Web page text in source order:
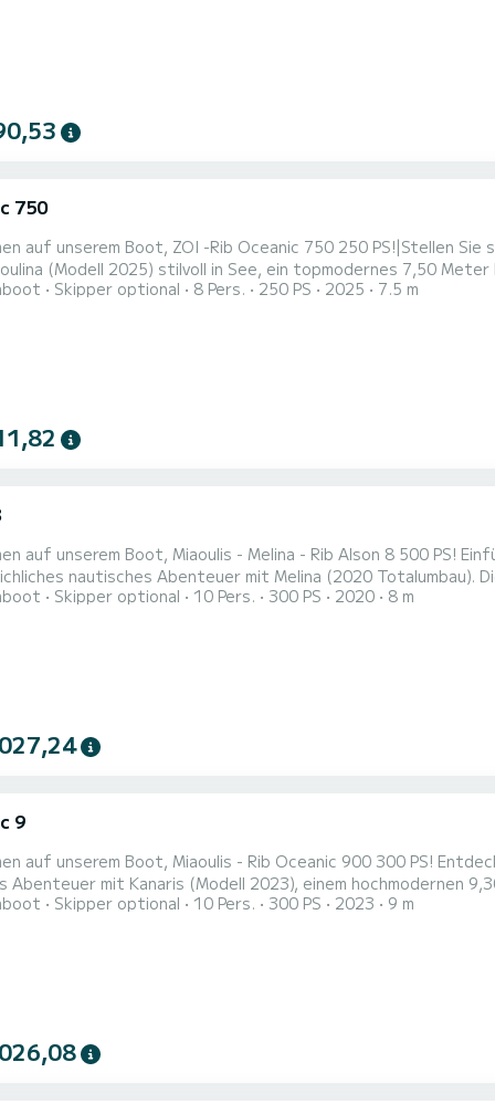
750
auf unserem Boot, ZOI -Rib Oceanic 750 250 PS!|Stellen
(Modell 2025) stilvoll in See, ein topmodernes 7,50
Komfort konzipiert wurde. Entwickelt für bis zu 10
Skipper optional 8 Pers. 250 PS 2025 7.5 m
auf unserem Boot, Miaoulis - Melina - Rib Alson 8 500 PS!
nautisches Abenteuer mit Melina (2020
bietet die perfekte Mischung aus klassischem Design
Skipper optional 10 Pers. 300 PS 2020 8 m
9
Boot, Miaoulis - Rib Oceanic 900 300 PS! Entdecken Sie Kanaris (Modell 2023). Unternehmen Sie Ihr
Abenteuer mit Kanaris (Modell 2023), einem hochmodernen
ist. Perfekt für bis zu 10 Passagiere ist dieses Boot
Skipper optional 10 Pers. 300 PS 2023 9 m